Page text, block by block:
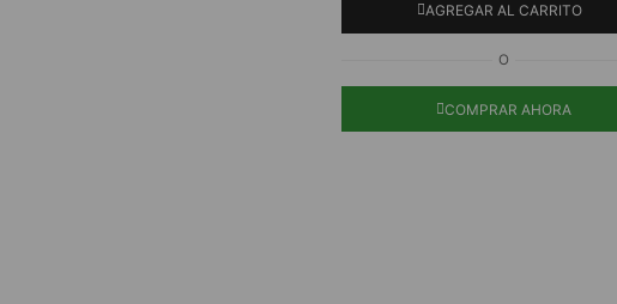
AGREGAR AL CARRITO
O
COMPRAR AHORA